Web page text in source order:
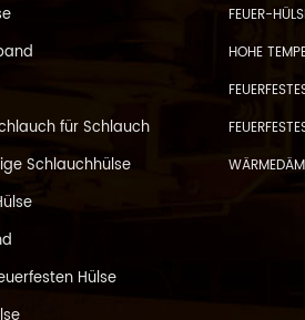
für Schlauch
Schlauchhülse
Hülse
FEUER-
HOHE